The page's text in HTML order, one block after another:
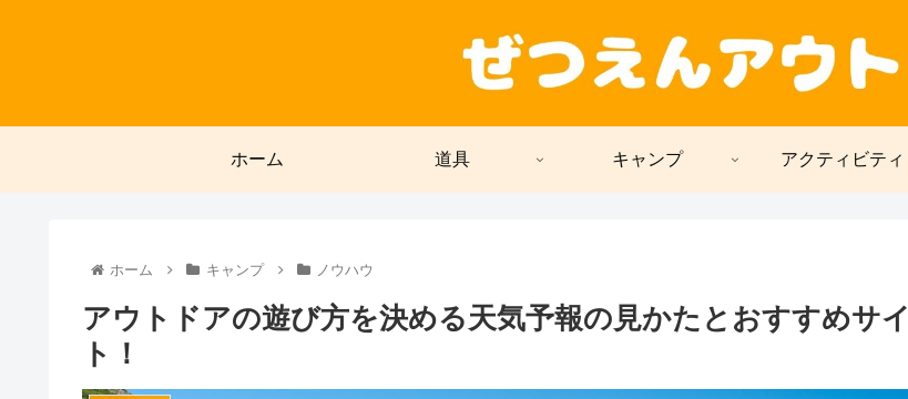
ホーム 道具 キャンプ アクティビティ
ホーム キャンプ ノウハウ
アウトドアの遊び方を決める天気予報の見かたとおすすめサイ
ト！